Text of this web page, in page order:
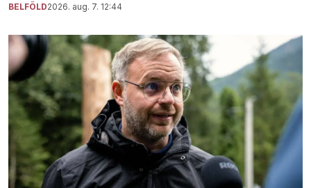
BELFÖLD2026. aug. 7. 12:44